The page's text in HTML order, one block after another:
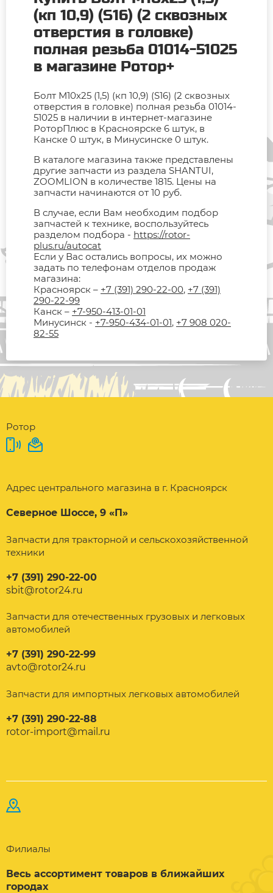
(кп 10,9) (S16) (2 сквозных
отверстия в головке)
полная резьба 01014-51025
в магазине Ротор+
Болт М10х25 (1,5) (кп 10,9) (S16) (2 сквозных
отверстия в головке) полная резьба 01014-
51025 в наличии в интернет-магазине
РоторПлюс в Красноярске 6 штук, в
Канске 0 штук, в Минусинске 0 штук.
В каталоге магазина также представлены
другие запчасти из раздела SHANTUI,
ZOOMLION в количестве 1815. Цены на
запчасти начинаются от 10 руб.
В случае, если Вам необходим подбор
запчастей к технике, воспользуйтесь
разделом подбора - https://rotor-
plus.ru/autocat
Если у Вас остались вопросы, их можно
задать по телефонам отделов продаж
магазина:
Красноярск – +7 (391) 290-22-00, +7 (391)
290-22-99
Канск – +7-950-413-01-01
Минусинск - +7-950-434-01-01, +7 908 020-
82-55
Ротор
Адрес центрального магазина в г. Красноярск
Северное Шоссе, 9 «П»
Запчасти для тракторной и сельскохозяйственной
техники
+7 (391) 290-22-00
sbit@rotor24.ru
Запчасти для отечественных грузовых и легковых
автомобилей
+7 (391) 290-22-99
avto@rotor24.ru
Запчасти для импортных легковых автомобилей
+7 (391) 290-22-88
rotor-import@mail.ru
Филиалы
Весь ассортимент товаров в ближайших
городах